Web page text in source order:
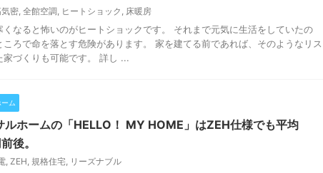
密, 全館空調, ヒートショック , 床暖房
くなると怖いのがヒートショックです。 それまで元気に生活をしていたの
ころで命を落とす危険があります。 家を建てる前であれば、そのようなリス
家づくりも可能です。 詳し ...
ム
ルホームの「HELLO！ MY HOME」はZEH仕様でも平均
後。
, ZEH, 規格住宅, リーズナブル